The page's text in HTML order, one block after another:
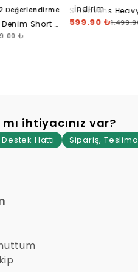
Değerlendirme
Denim Short -
₺
İndirim
S.Heavens
Short - Baby
599.90 ₺
ihtiyacınız var?
Hattı Sipariş,